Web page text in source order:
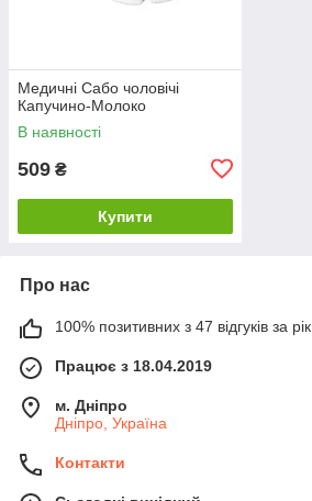
Медичні Сабо чоловічі
Капучино-Молоко
В наявності
509 ₴
Купити
Про нас
100% позитивних з 47 відгуків за рік
Працює з 18.04.2019
м. Дніпро
Дніпро, Україна
Контакти